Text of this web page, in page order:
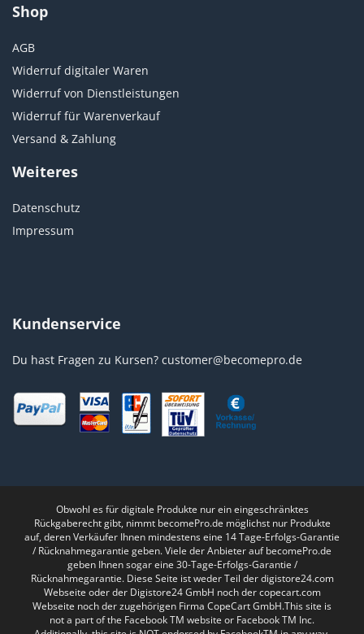
Shop
AGB
Widerruf digitaler Waren
Widerruf von Dienstleistungen
Widerruf für Warenverkauf
Versand & Zahlung
Weiteres
Datenschutz
Impressum
Kundenservice
Du hast Fragen zu Kursen? customer@becomepro.de
Obwohl es für digitale Produkte nur ein eingeschränktes
Rückgaberecht gibt, nimmt becomePro.de möglichst nur Produkte
auf, deren Verkäufer Ihnen mindestens eine 14 Tage-Erfolgs-Garantie
/ Rücknahmegarantie geben. Viele der Anbieter auf becomePro.de
geben Ihnen sogar eine 30-Tage-Erfolgs-Garantie /
Rücknahmegarantie. Diese Seite ist weder Teil der digistore24.com
Webseite oder der Digistore24 GmbH noch der copecart.com
Webseite noch der zugehörigen Firma CopeCart GmbH.This site is
not a part of the Facebook TM website or Facebook TM Inc.